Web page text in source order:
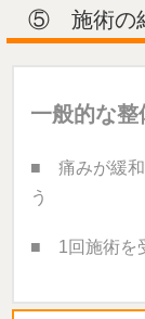
⑤ 施術の
一般的な
■ 痛みが緩和
う
■ 1回施術を